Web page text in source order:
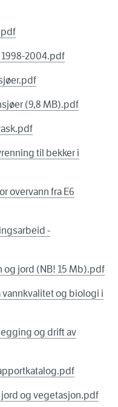
1998-2004.pdf
(9,8 MB).pdf
til bekker i
overvann fra E6
-
og jord (NB! 15 Mb).pdf
vannkvalitet og biologi i
og drift av
jord og vegetasjon.pdf